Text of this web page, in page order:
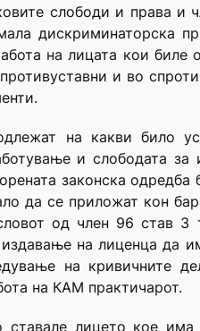
слободи и права и
дискриминаторска
на лицата кои биле
и во
на какви било
и слободата за
законска одредба
да се приложат кон
од член 96 став 3
на лиценца да
на кривичните
на КАМ практичарот.
ставале лицето кое